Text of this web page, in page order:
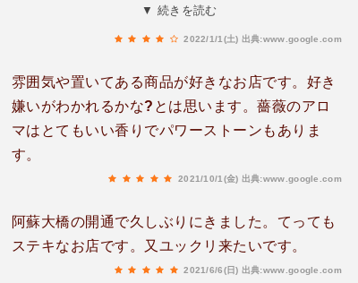
ャレなカップとTeaバッグ置きを買いました。
▼ 続きを読む
2022/1/1(土) 出典:www.google.com
雰囲気や置いてある商品が好きなお店です。好き
嫌いがわかれるかな?とは思います。薔薇のアロ
マはとてもいい香りでパワーストーンもありま
す。
2021/10/1(金) 出典:www.google.com
阿蘇大橋の開通で久しぶりにきました。てっても
ステキなお店です。又ユックリ来たいです。
2021/6/6(日) 出典:www.google.com